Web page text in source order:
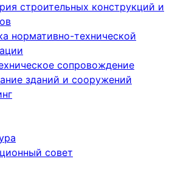
строительных конструкций и
нормативно-технической
сопровождение
зданий и сооружений
совет